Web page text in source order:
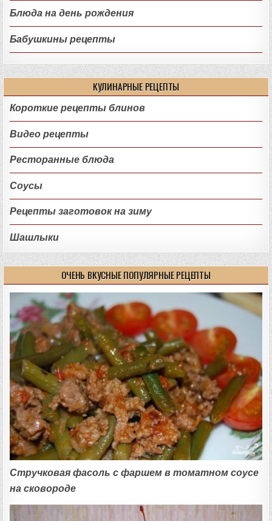
Блюда на день рождения
Бабушкины рецепты
КУЛИНАРНЫЕ РЕЦЕПТЫ
Короткие рецепты блинов
Видео рецепты
Ресторанные блюда
Соусы
Рецепты заготовок на зиму
Шашлыки
ОЧЕНЬ ВКУСНЫЕ ПОПУЛЯРНЫЕ РЕЦЕПТЫ
Стручковая фасоль с фаршем в томатном соусе
на сковороде